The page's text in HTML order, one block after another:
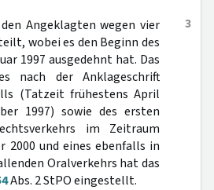
3
Angeklagten wegen vier
wobei es den Beginn des
1997 ausgedehnt hat. Das
nach der Anklageschrift
(Tatzeit frühestens April
1997) sowie des ersten
im Zeitraum
2000 und eines ebenfalls in
Oralverkehrs hat das
Abs. 2 StPO eingestellt.